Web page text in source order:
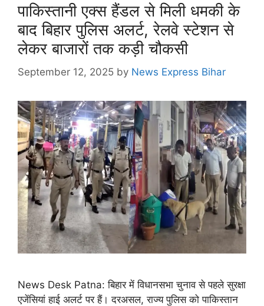
पाकिस्तानी एक्स हैंडल से मिली धमकी के
बाद बिहार पुलिस अलर्ट, रेलवे स्टेशन से
लेकर बाजारों तक कड़ी चौकसी
September 12, 2025 by News Express Bihar
News Desk Patna: बिहार में विधानसभा चुनाव से पहले सुरक्षा
एजेंसियां हाई अलर्ट पर हैं। दरअसल, राज्य पुलिस को पाकिस्तान